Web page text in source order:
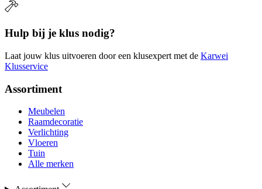
Hulp bij je klus nodig?
Laat jouw klus uitvoeren door een klusexpert met de Karwei
Klusservice
Assortiment
Meubelen
Raamdecoratie
Verlichting
Vloeren
Tuin
Alle merken